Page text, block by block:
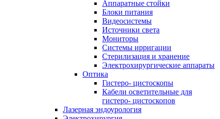
Аппаратные стойки
Блоки питания
Видеосистемы
Источники света
Мониторы
Системы ирригации
Стерилизация и хранение
Электрохирургические аппараты
Оптика
Гистеро- цистоскопы
Кабели осветительные для
гистеро- цистоскопов
Лазерная эндоурология